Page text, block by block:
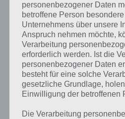
Kurze
Perlen
personenbezogener Daten
betroffene Person
Unternehmens über unsere
Anspruch nehmen möchte,
Verarbeitung
erforderlich werden. Ist die
personenbezogener Daten
besteht für eine solche
gesetzliche Grundlage,
Einwilligung der betroffenen
Die Verarbeitung